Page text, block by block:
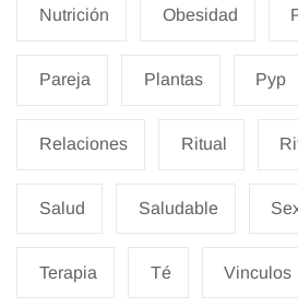
Nutrición Obesidad
Pareja Plantas Pyp
Relaciones Ritual
Salud Saludable
Terapia Té Vinculos